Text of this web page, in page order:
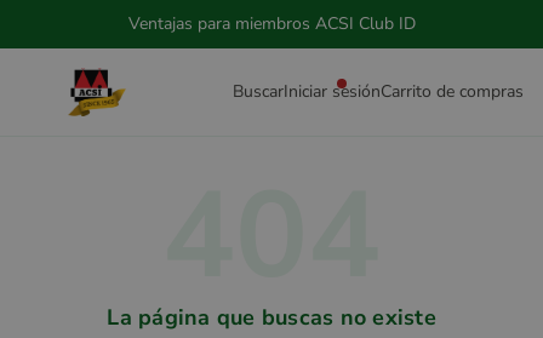
Ventajas para miembros ACSI Club ID
BuscarIniciar sesiónCarrito de compras
La página que buscas no existe